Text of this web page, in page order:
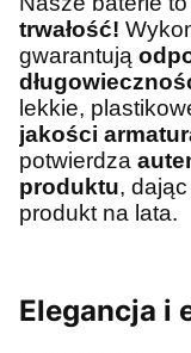
trwałość!
gwarantują
lekkie,
jakości
potwierdza
produktu,
produkt na lata.
Elegancja i